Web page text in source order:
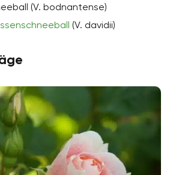
(V. bodnantense)
(V. davidii)